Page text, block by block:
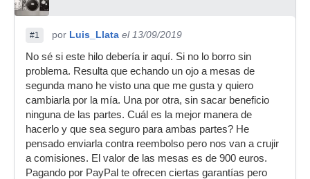
#1 por Luis_Llata el 13/09/2019
No sé si este hilo debería ir aquí. Si no lo borro sin
problema. Resulta que echando un ojo a mesas de
segunda mano he visto una que me gusta y quiero
cambiarla por la mía. Una por otra, sin sacar beneficio
ninguna de las partes. Cuál es la mejor manera de
hacerlo y que sea seguro para ambas partes? He
pensado enviarla contra reembolso pero nos van a crujir
a comisiones. El valor de las mesas es de 900 euros.
Pagando por PayPal te ofrecen ciertas garantías pero